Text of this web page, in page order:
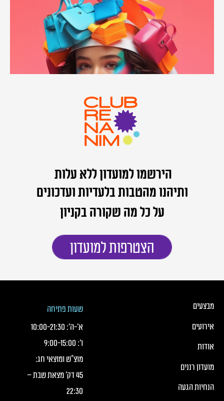
הירשמו למועדון ללא עלות
ותיהנו מהטבות בלעדיות ועדכונים
על כל מה שקורה בקניון
הצטרפות למועדון
כותרת תחתונה של העמוד
כותרת תחונה של העמוד עם קישורי תפריט
מבצעים
אירועים
אודות
מועדון רננים
הנחיות הגעה
שעות פתיחה
א׳-ה׳:
10:00-21:30
ו׳:
9:00-15:00
מוצ"ש ומוצאי חג:
45 דק' מצאת שבת –
22:30